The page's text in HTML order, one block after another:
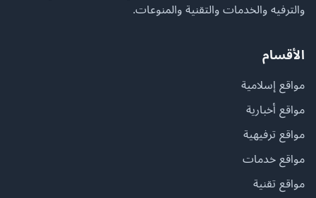
والترفيه والخدمات والتقنية والمنوعات.
الأقسام
مواقع إسلامية
مواقع أخبارية
مواقع ترفيهية
مواقع خدمات
مواقع تقنية